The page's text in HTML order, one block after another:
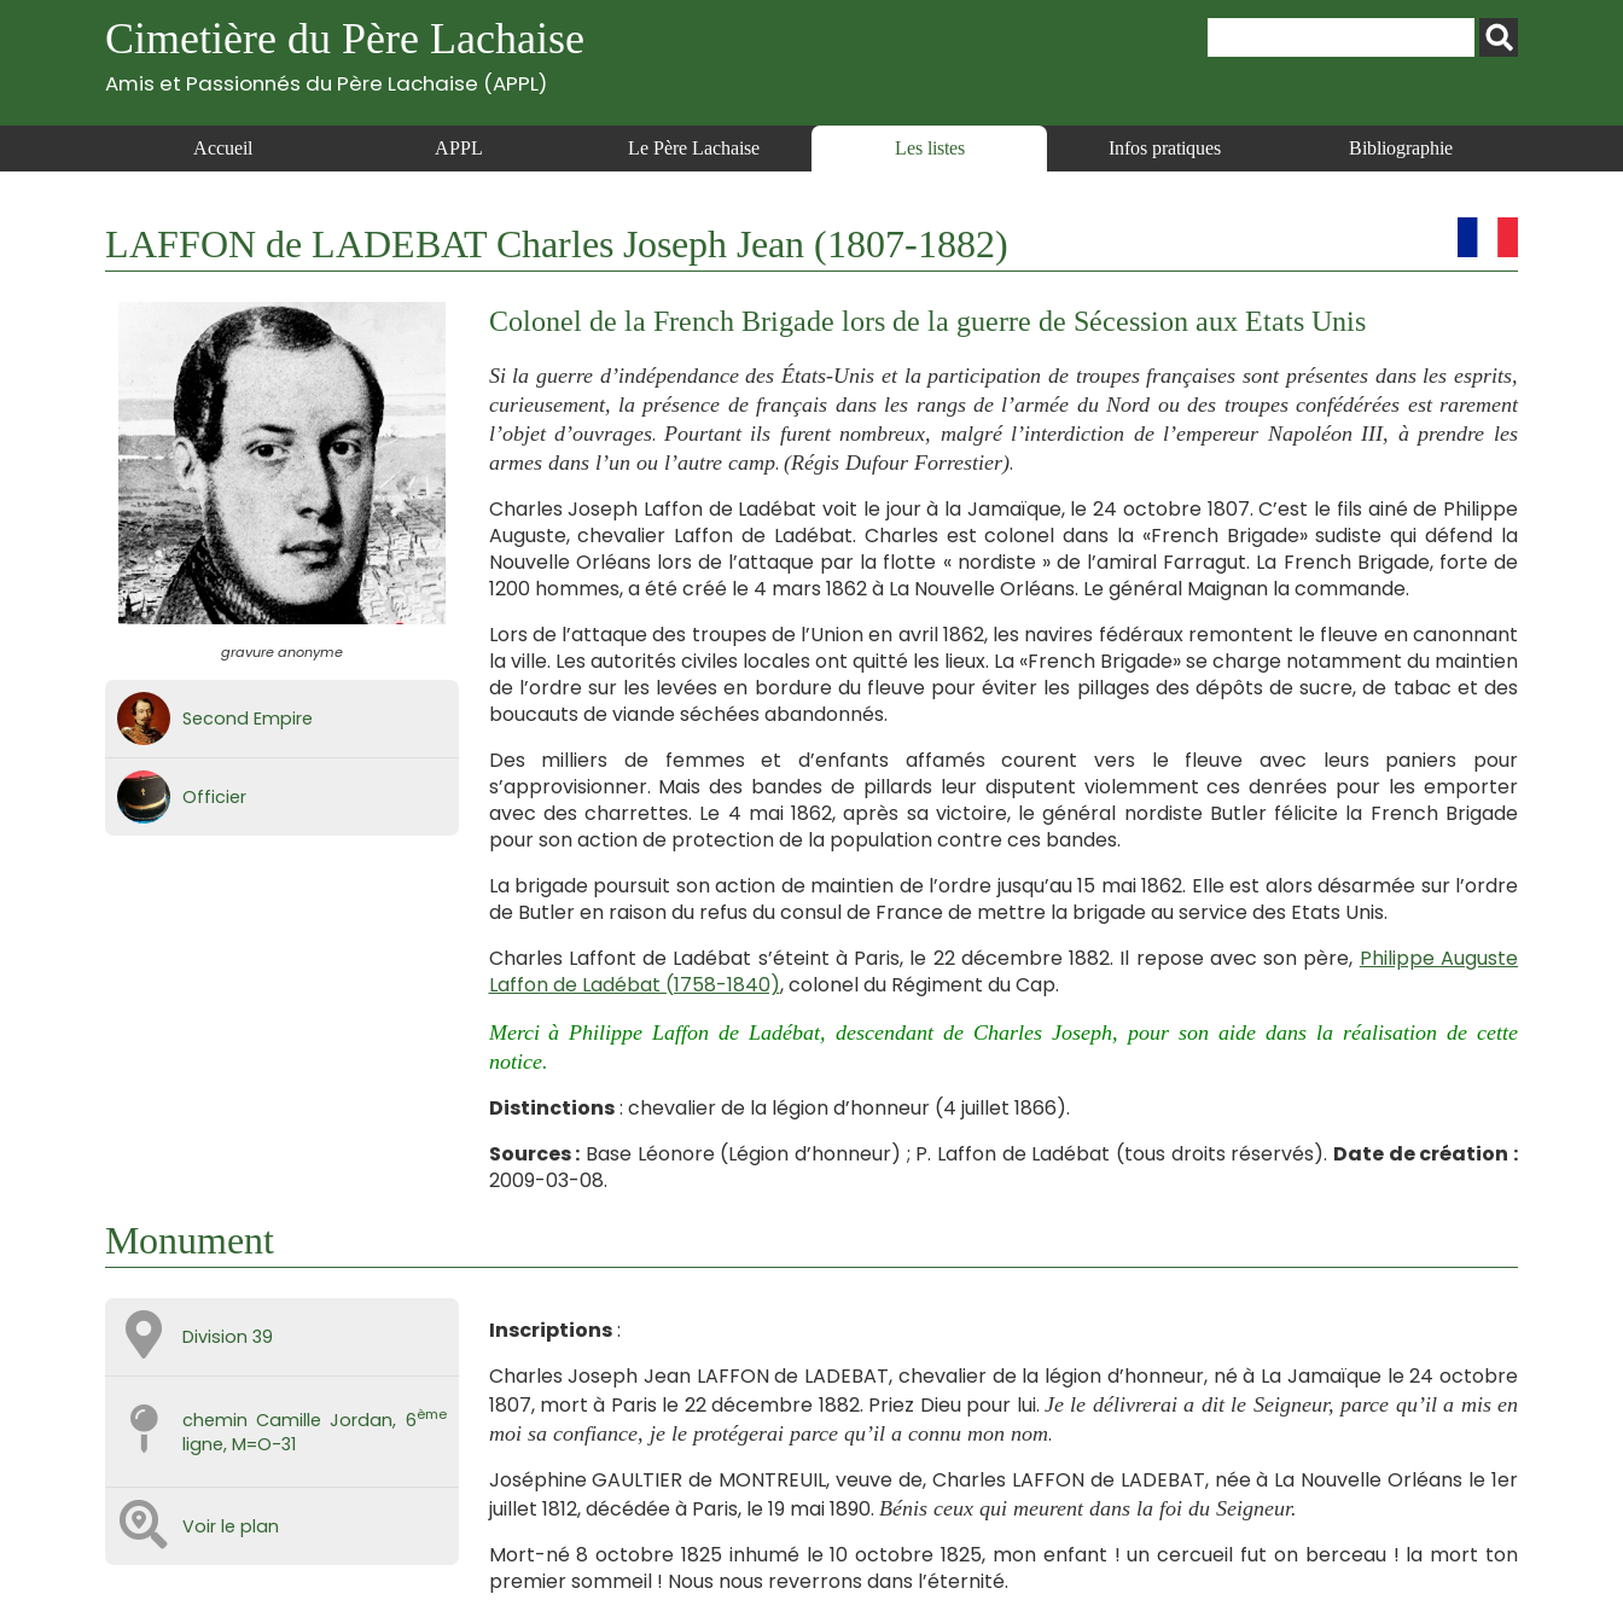
Cimetière du Père Lachaise
Amis et Passionnés du Père Lachaise (APPL)
Accueil APPL Le Père Lachaise Les listes Infos pratiques Bibliographie
LAFFON de LADEBAT Charles Joseph Jean (1807-1882)
gravure anonyme
Second Empire
Officier
Colonel de la French Brigade lors de la guerre de Sécession aux Etats Unis
Si la guerre d’indépendance des États-Unis et la participation de troupes françaises sont présentes dans les esprits,
curieusement, la présence de français dans les rangs de l’armée du Nord ou des troupes confédérées est rarement
l’objet d’ouvrages. Pourtant ils furent nombreux, malgré l’interdiction de l’empereur Napoléon III, à prendre les
armes dans l’un ou l’autre camp. (Régis Dufour Forrestier).
Charles Joseph Laffon de Ladébat voit le jour à la Jamaïque, le 24 octobre 1807. C’est le fils ainé de Philippe
Auguste, chevalier Laffon de Ladébat. Charles est colonel dans la «French Brigade» sudiste qui défend la
Nouvelle Orléans lors de l’attaque par la flotte « nordiste » de l’amiral Farragut. La French Brigade, forte de
1200 hommes, a été créé le 4 mars 1862 à La Nouvelle Orléans. Le général Maignan la commande.
Lors de l’attaque des troupes de l’Union en avril 1862, les navires fédéraux remontent le fleuve en canonnant
la ville. Les autorités civiles locales ont quitté les lieux. La «French Brigade» se charge notamment du maintien
de l’ordre sur les levées en bordure du fleuve pour éviter les pillages des dépôts de sucre, de tabac et des
boucauts de viande séchées abandonnés.
Des milliers de femmes et d’enfants affamés courent vers le fleuve avec leurs paniers pour
s’approvisionner. Mais des bandes de pillards leur disputent violemment ces denrées pour les emporter
avec des charrettes. Le 4 mai 1862, après sa victoire, le général nordiste Butler félicite la French Brigade
pour son action de protection de la population contre ces bandes.
La brigade poursuit son action de maintien de l’ordre jusqu’au 15 mai 1862. Elle est alors désarmée sur l’ordre
de Butler en raison du refus du consul de France de mettre la brigade au service des Etats Unis.
Charles Laffont de Ladébat s’éteint à Paris, le 22 décembre 1882. Il repose avec son père, Philippe Auguste
Laffon de Ladébat (1758-1840), colonel du Régiment du Cap.
Merci à Philippe Laffon de Ladébat, descendant de Charles Joseph, pour son aide dans la réalisation de cette
notice.
Distinctions: chevalier de la légion d’honneur (4 juillet 1866).
Sources : Base Léonore (Légion d’honneur) ; P. Laffon de Ladébat (tous droits réservés). Date de création :
2009-03-08.
Monument
Division 39
chemin Camille Jordan, 6ème
ligne, M=O-31
Voir le plan
Inscriptions:
Charles Joseph Jean LAFFON de LADEBAT, chevalier de la légion d’honneur, né à La Jamaïque le 24 octobre
1807, mort à Paris le 22 décembre 1882. Priez Dieu pour lui. Je le délivrerai a dit le Seigneur, parce qu’il a mis en
moi sa confiance, je le protégerai parce qu’il a connu mon nom.
Joséphine GAULTIER de MONTREUIL, veuve de, Charles LAFFON de LADEBAT, née à La Nouvelle Orléans le 1er
juillet 1812, décédée à Paris, le 19 mai 1890. Bénis ceux qui meurent dans la foi du Seigneur.
Mort-né 8 octobre 1825 inhumé le 10 octobre 1825, mon enfant ! un cercueil fut on berceau ! la mort ton
premier sommeil ! Nous nous reverrons dans l’éternité.